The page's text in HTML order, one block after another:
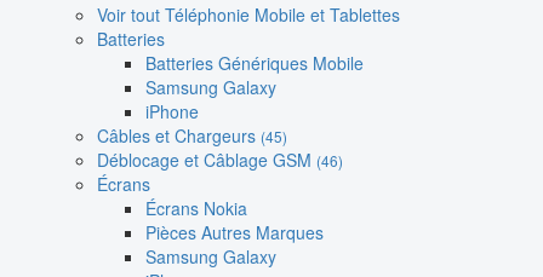
Voir tout Téléphonie Mobile et Tablettes
Batteries
Batteries Génériques Mobile
Samsung Galaxy
iPhone
Câbles et Chargeurs (45)
Déblocage et Câblage GSM (46)
Écrans
Écrans Nokia
Pièces Autres Marques
Samsung Galaxy